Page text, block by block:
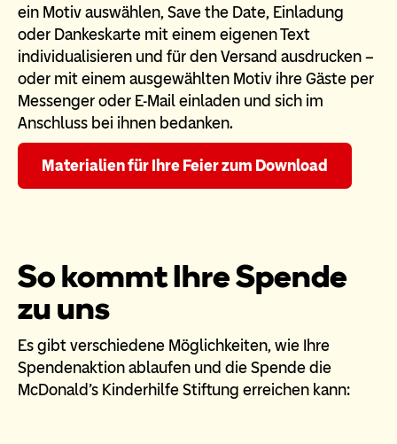
ein Motiv auswählen, Save the Date, Einladung
oder Dankeskarte mit einem eigenen Text
individualisieren und für den Versand ausdrucken –
oder mit einem ausgewählten Motiv ihre Gäste per
Messenger oder E-Mail einladen und sich im
Anschluss bei ihnen bedanken.
Materialien für Ihre Feier zum Download
So kommt Ihre Spende
zu uns
Es gibt verschiedene Möglichkeiten, wie Ihre
Spendenaktion ablaufen und die Spende die
McDonald’s Kinderhilfe Stiftung erreichen kann: